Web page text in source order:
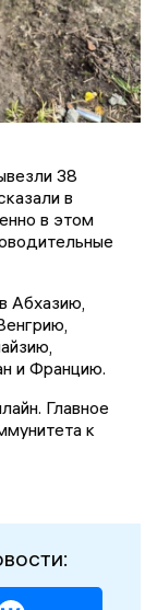
38
в
в этом
Абхазию,
и Францию.
Главное
к